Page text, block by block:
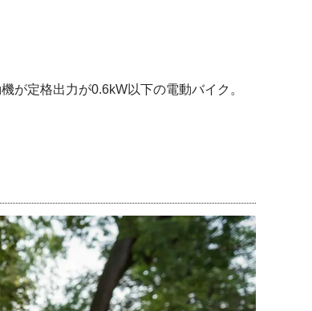
が定格出力が0.6kW以下の電動バイク。